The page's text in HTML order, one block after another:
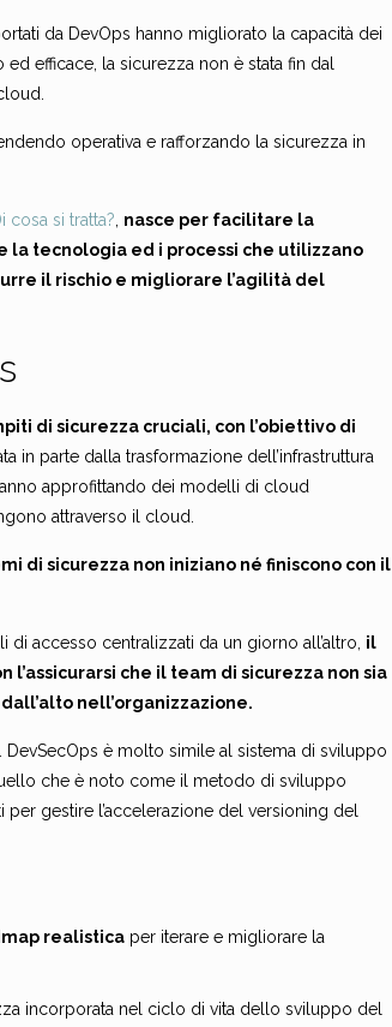
da DevOps hanno migliorato la capacità dei
efficace, la sicurezza non è stata fin dal
operativa e rafforzando la sicurezza in
cosa si tratta? nasce per facilitare la
la tecnologia ed i processi che utilizzano
il rischio e migliorare l’agilità del
di sicurezza cruciali, con l’obiettivo di
in parte dalla trasformazione dell’infrastruttura
approfittando dei modelli di cloud
attraverso il cloud.
di sicurezza non iniziano né finiscono con il
accesso centralizzati da un giorno all’altro, il
che il team di sicurezza non sia
nell’organizzazione.
è molto simile al sistema di sviluppo
che è noto come il metodo di sviluppo
gestire l’accelerazione del versioning del
realistica per iterare e migliorare la
incorporata nel ciclo di vita dello sviluppo del